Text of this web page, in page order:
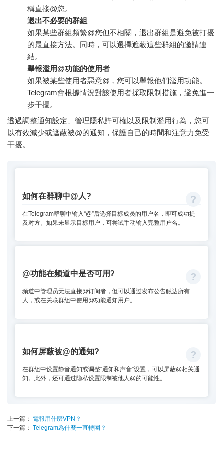
稱直接@您。
退出不必要的群組
如果某些群組頻繁@您但不相關，退出群組是避免被打擾
的最直接方法。同時，可以選擇遮蔽這些群組的邀請連
結。
舉報濫用@功能的使用者
如果被某些使用者惡意@，您可以舉報他們濫用功能。
Telegram會根據情況對該使用者採取限制措施，避免進一
步干擾。
透過調整通知設定、管理隱私許可權以及限制濫用行為，您可
以有效減少或遮蔽被@的通知，保護自己的時間和注意力免受
干擾。
如何在群聊中@人?
在Telegram群聊中输入“@”后选择目标成员的用户名，即可成功提
及对方。如果未显示目标用户，可尝试手动输入完整用户名。
@功能在频道中是否可用?
频道中管理员无法直接@订阅者，但可以通过发布公告触达所有
人，或在关联群组中使用@功能通知用户。
如何屏蔽被@的通知?
在群组中设置静音通知或调整“通知和声音”设置，可以屏蔽@相关通
知。此外，还可通过隐私设置限制被他人@的可能性。
上一篇：
電報用什麼VPN？
下一篇： Telegram為什麼一直轉圈？